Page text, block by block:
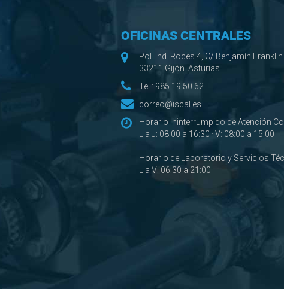
OFICINAS CENTRALES
Pol. Ind. Roces 4, C/ Benjamín
33211 Gijón. Asturias
Tel.: 985 19 50 62
correo@iscal.es
Horario Ininterrumpido de Atención
L a J: 08:00 a 16:30 · V: 08:00 a 15:00
Horario de Laboratorio y Servicios
L a V: 06:30 a 21:00